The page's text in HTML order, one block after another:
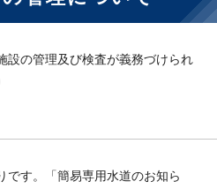
設の管理及び検査が義務づけられ
です。「簡易専用水道のお知ら